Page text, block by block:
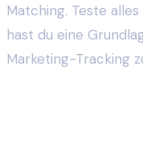
Matching. Teste
hast du eine
Marketing-Tracking